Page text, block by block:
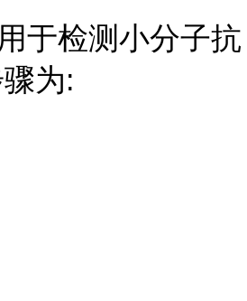
于检测小分子抗
为: